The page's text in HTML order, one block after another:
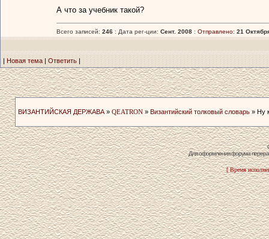
А что за учебник такой?
Всего записей: 246 : Дата рег-ции: Сент. 2008 : Отправлено: 21
| Новая тема|Ответить |
ВИЗАНТИЙСКАЯ ДЕРЖАВА» QEATRON» Византийский толковый словарь» Ну
Для оформления форума
[ Время